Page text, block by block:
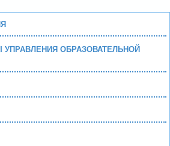
УПРАВЛЕНИЯ ОБРАЗОВАТЕЛЬНОЙ